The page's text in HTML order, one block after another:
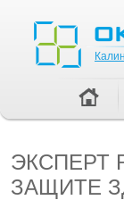
ЭКСПЕРТ
ЗАЩИТЕ